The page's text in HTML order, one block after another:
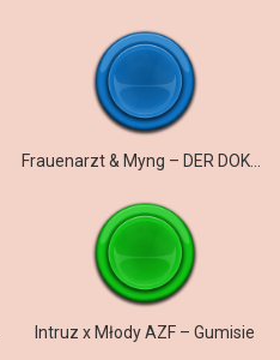
Frauenarzt & Myng – DER DOKTOR UND DER ARZT
Intruz x Młody AZF – Gumisie